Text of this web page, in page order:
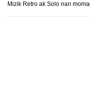
Mizik Retro ak Solo nan